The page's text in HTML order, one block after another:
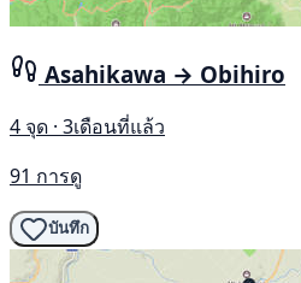
Asahikawa → Obihiro
4 จุด · 3เดือนที่แล้ว
91 การดู
บันทึก